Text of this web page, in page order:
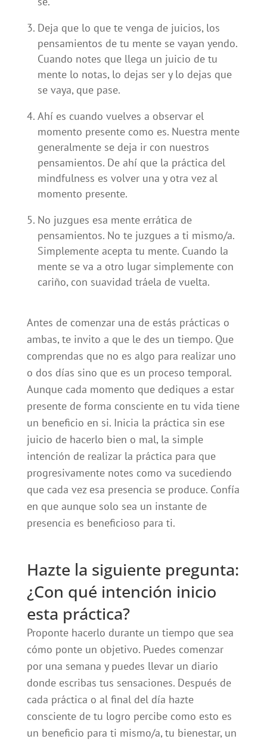
Deja que lo que te venga de juicios, los
pensamientos de tu mente se vayan yendo.
Cuando notes que llega un juicio de tu
mente lo notas, lo dejas ser y lo dejas que
se vaya, que pase.
Ahí es cuando vuelves a observar el
momento presente como es. Nuestra mente
generalmente se deja ir con nuestros
pensamientos. De ahí que la práctica del
mindfulness es volver una y otra vez al
momento presente.
No juzgues esa mente errática de
pensamientos. No te juzgues a ti mismo/a.
Simplemente acepta tu mente. Cuando la
mente se va a otro lugar simplemente con
cariño, con suavidad tráela de vuelta.
Antes de comenzar una de estás prácticas o
ambas, te invito a que le des un tiempo. Que
comprendas que no es algo para realizar uno
o dos días sino que es un proceso temporal.
Aunque cada momento que dediques a estar
presente de forma consciente en tu vida tiene
un beneficio en si. Inicia la práctica sin ese
juicio de hacerlo bien o mal, la simple
intención de realizar la práctica para que
progresivamente notes como va sucediendo
que cada vez esa presencia se produce. Confía
en que aunque solo sea un instante de
presencia es beneficioso para ti.
Hazte la siguiente pregunta:
¿Con qué intención inicio
esta práctica?
Proponte hacerlo durante un tiempo que sea
cómo ponte un objetivo. Puedes comenzar
por una semana y puedes llevar un diario
donde escribas tus sensaciones. Después de
cada práctica o al final del día hazte
consciente de tu logro percibe como esto es
un beneficio para ti mismo/a, tu bienestar, un